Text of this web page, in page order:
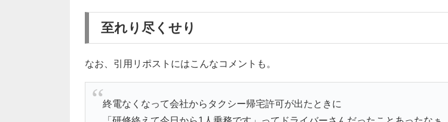
至れり尽くせり
なお、引用リポストにはこんなコメントも。
終電なくなって会社からタクシー帰宅許可が出たときに